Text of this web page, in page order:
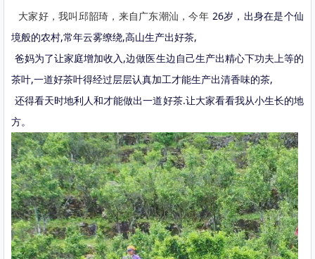
大家好，我叫邱韶琦，来自广东潮汕，今年 26岁，出身在是个仙
境般的农村,常年云雾缭绕,高山生产出好茶,
爸妈为了让家庭增加收入,边做医生边自己生产出精心下功夫上等的
茶叶,一道好茶叶得经过层层认真加工才能生产出清香味的茶,
还得看天时地利人和才能做出一道好茶.让大家看看我从小生长的地
方。